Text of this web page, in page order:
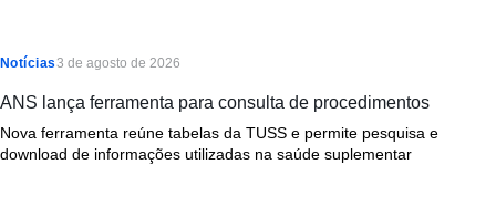
Notícias3 de agosto de 2026
ANS lança ferramenta para consulta de procedimentos
Nova ferramenta reúne tabelas da TUSS e permite pesquisa e
download de informações utilizadas na saúde suplementar